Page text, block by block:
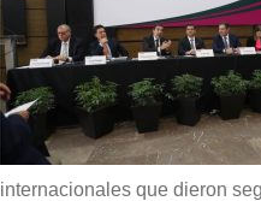
internacionales que dieron